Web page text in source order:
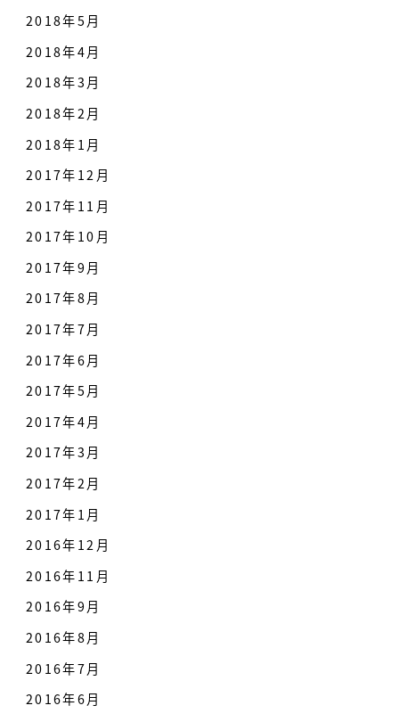
2018年5月
2018年4月
2018年3月
2018年2月
2018年1月
2017年12月
2017年11月
2017年10月
2017年9月
2017年8月
2017年7月
2017年6月
2017年5月
2017年4月
2017年3月
2017年2月
2017年1月
2016年12月
2016年11月
2016年9月
2016年8月
2016年7月
2016年6月